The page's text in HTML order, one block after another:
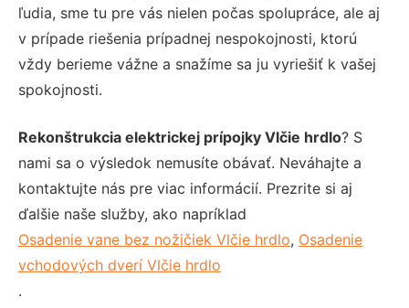
ľudia, sme tu pre vás nielen počas spolupráce, ale aj
v prípade riešenia prípadnej nespokojnosti, ktorú
vždy berieme vážne a snažíme sa ju vyriešiť k vašej
spokojnosti.
Rekonštrukcia elektrickej prípojky Vlčie hrdlo? S
nami sa o výsledok nemusíte obávať. Neváhajte a
kontaktujte nás pre viac informácií. Prezrite si aj
ďalšie naše služby, ako napríklad
Osadenie vane bez nožičiek Vlčie hrdlo, Osadenie
vchodových dverí Vlčie hrdlo
.